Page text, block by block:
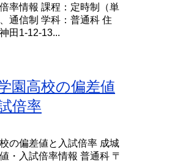
率情報 課程：定時制（単
通信制 学科：普通科 住
田1-12-13...
園高校の偏差値
倍率
の偏差値と入試倍率 成城
・入試倍率情報 普通科 〒